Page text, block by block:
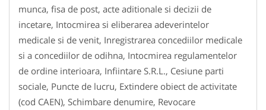
munca, fisa de post, acte aditionale si decizii de
incetare, Intocmirea si eliberarea adeverintelor
medicale si de venit, Inregistrarea concediilor medicale
si a concediilor de odihna, Intocmirea regulamentelor
de ordine interioara, Infiintare S.R.L., Cesiune parti
sociale, Puncte de lucru, Extindere obiect de activitate
(cod CAEN), Schimbare denumire, Revocare